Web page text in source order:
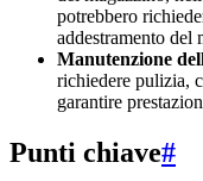
potrebbero
addestramento del
Manutenzione
richiedere pulizia,
garantire
Punti chiave#